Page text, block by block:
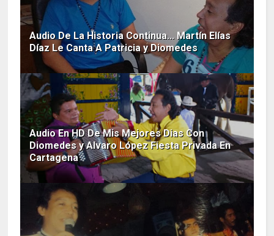
Audio De La Historia Continua... Martín Elías
Díaz Le Canta A Patricia y Diomedes
Audio En HD De Mis Mejores Dias Con
Diomedes y Alvaro López Fiesta Privada En
Cartagena